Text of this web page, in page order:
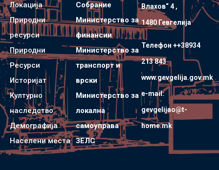
Локација
Природни
ресурси
Природни
Ресурси
Историјат
Културно
наследство
Демографија
Населени места
Собрание
Министерство за
финансии
Министерство за
транспорт и
врски
Министерство за
локална
самоуправа
ЗЕЛС
Влахов“ 4 ,
1480 Гевгелијa
Телефон ++38934
213 843
www.gevgelija.gov.mk
e-mail:
gevgelijao@t-
home.mk